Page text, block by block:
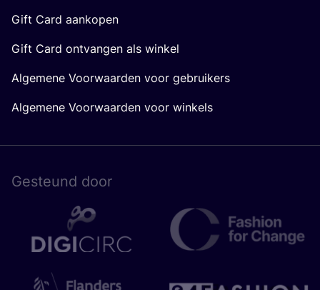
Gift Card aankopen
Gift Card ontvangen als winkel
Algemene Voorwaarden voor gebruikers
Algemene Voorwaarden voor winkels
Gesteund door